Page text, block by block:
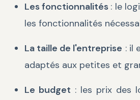
Les fonctionnalités : le
les fonctionnalités
La taille de l'entreprise : il
adaptés aux petites et
Le budget : les prix des